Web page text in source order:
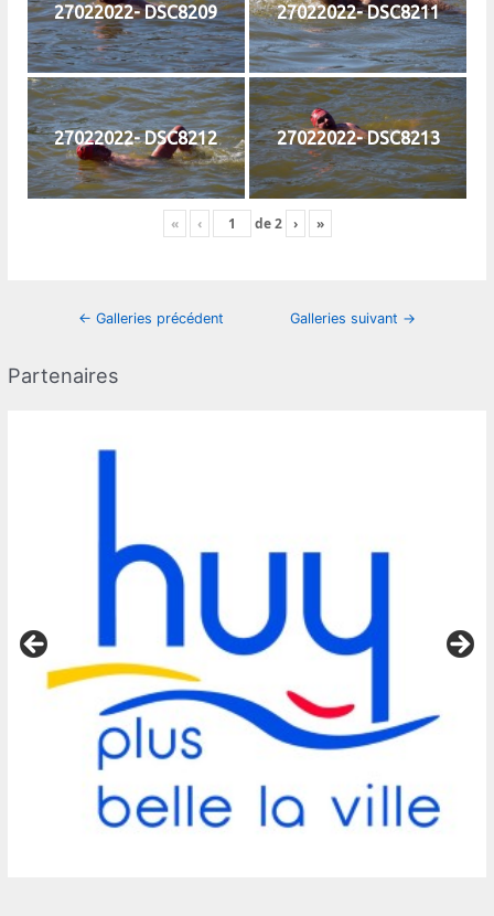
Partenaires
27022022- DSC8209 27022022- DSC8211
27022022- DSC8212 27022022- DSC8213
« ‹ de2 › »
Navigation
← Galleries précédent Galleries suivant →